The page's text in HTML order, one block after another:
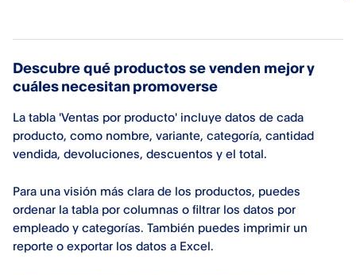
Descubre qué productos se venden mejor y
cuáles necesitan promoverse
La tabla 'Ventas por producto' incluye datos de cada
producto, como nombre, variante, categoría, cantidad
vendida, devoluciones, descuentos y el total.
Para una visión más clara de los productos, puedes
ordenar la tabla por columnas o filtrar los datos por
empleado y categorías. También puedes imprimir un
reporte o exportar los datos a Excel.